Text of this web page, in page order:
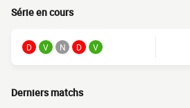
Série en cours
D V N D V
Derniers matchs